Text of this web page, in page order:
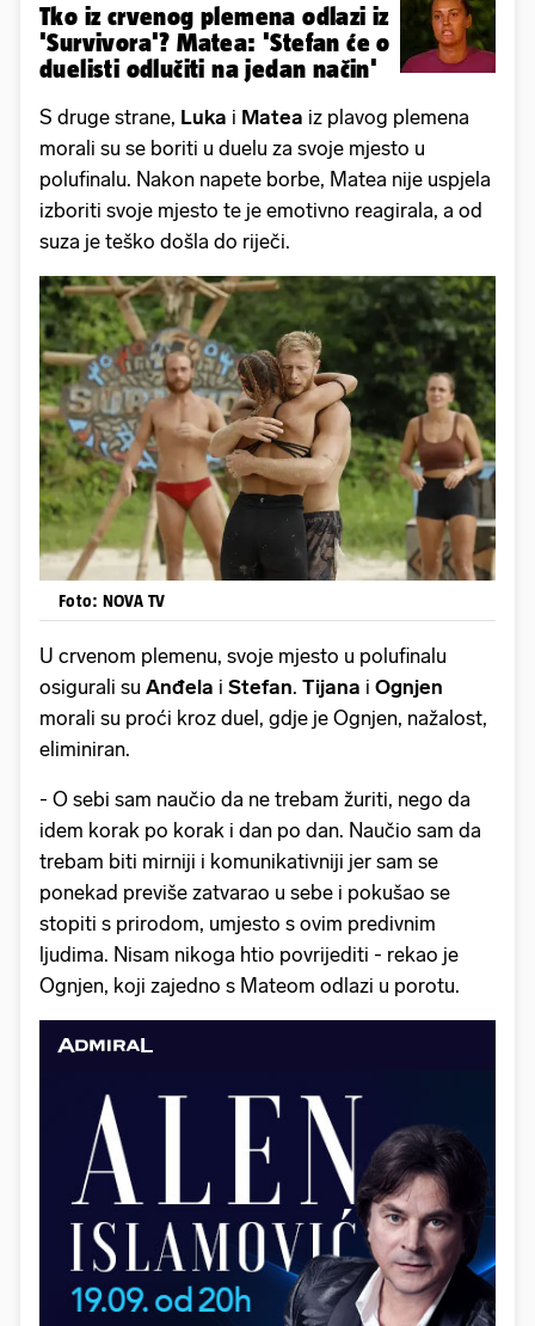
Tko iz crvenog plemena odlazi iz
'Survivora'? Matea: 'Stefan će o
duelisti odlučiti na jedan način'
S druge strane, Luka i Matea iz plavog plemena
morali su se boriti u duelu za svoje mjesto u
polufinalu. Nakon napete borbe, Matea nije uspjela
izboriti svoje mjesto te je emotivno reagirala, a od
suza je teško došla do riječi.
Foto: NOVA TV
U crvenom plemenu, svoje mjesto u polufinalu
osigurali su Anđela i Stefan. Tijana i Ognjen
morali su proći kroz duel, gdje je Ognjen, nažalost,
eliminiran.
- O sebi sam naučio da ne trebam žuriti, nego da
idem korak po korak i dan po dan. Naučio sam da
trebam biti mirniji i komunikativniji jer sam se
ponekad previše zatvarao u sebe i pokušao se
stopiti s prirodom, umjesto s ovim predivnim
ljudima. Nisam nikoga htio povrijediti - rekao je
Ognjen, koji zajedno s Mateom odlazi u porotu.